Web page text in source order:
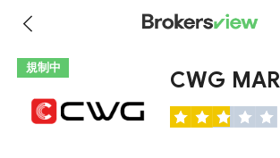
規制中 CWG